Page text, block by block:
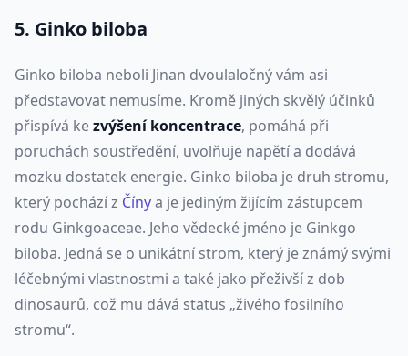
5. Ginko biloba
Ginko biloba neboli Jinan dvoulaločný vám asi
představovat nemusíme. Kromě jiných skvělý účinků
přispívá kezvýšení koncentrace, pomáhá při
poruchách soustředění, uvolňuje napětí a dodává
mozku dostatek energie. Ginko biloba je druh stromu,
který pochází z Čínya je jediným žijícím zástupcem
rodu Ginkgoaceae. Jeho vědecké jméno je Ginkgo
biloba. Jedná se o unikátní strom, který je známý svými
léčebnými vlastnostmi a také jako přeživší z dob
dinosaurů, což mu dává status „živého fosilního
stromu“.